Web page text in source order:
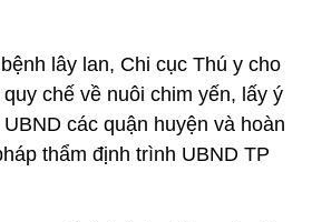
lây lan, Chi cục Thú y cho
chế về nuôi chim yến, lấy ý
các quận huyện và hoàn
thẩm định trình UBND TP